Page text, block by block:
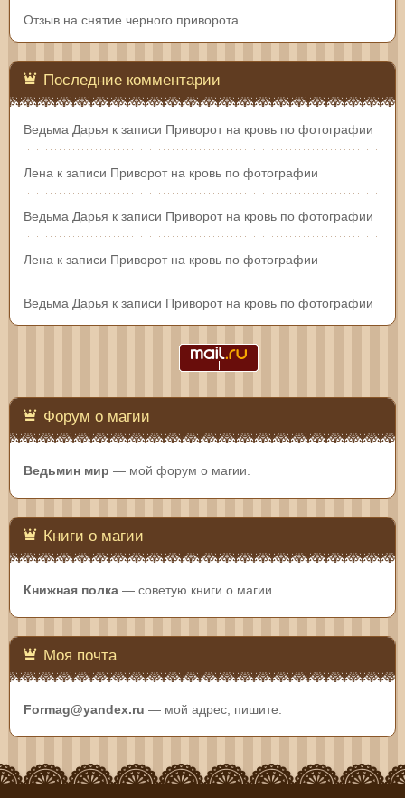
Отзыв на снятие черного приворота
Последние комментарии
Ведьма Дарья к записи Приворот на кровь по фотографии
Лена к записи Приворот на кровь по фотографии
Ведьма Дарья к записи Приворот на кровь по фотографии
Лена к записи Приворот на кровь по фотографии
Ведьма Дарья к записи Приворот на кровь по фотографии
Форум о магии
Ведьмин мир — мой форум о магии.
Книги о магии
Книжная полка — советую книги о магии.
Моя почта
Formag@yandex.ru — мой адрес, пишите.